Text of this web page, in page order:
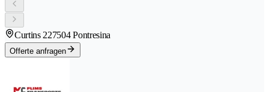
Curtins 227504 Pontresina
Offerte anfragen